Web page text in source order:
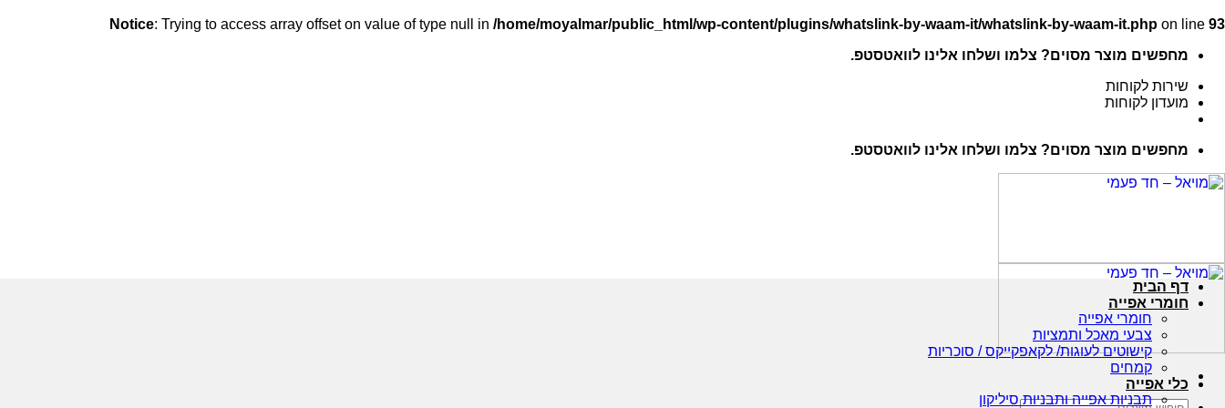
Notice: Trying to access array offset on value of type null in /home/moyalmar/public_html/wp-content/plugins/whatslink-by-waam-it/whatslink-by-waam-it.php on line 93
מחפשים מוצר מסוים? צלמו ושלחו אלינו לוואטסטפ.
שירות לקוחות
מועדון לקוחות
מחפשים מוצר מסוים? צלמו ושלחו אלינו לוואטסטפ.
דף הבית
חומרי אפייה
חומרי אפייה
צבעי מאכל ותמציות
קישוטים לעוגות/ לקאפקייקס / סוכריות
קמחים
כלי אפייה
תבניות אפייה ותבניות סיליקון